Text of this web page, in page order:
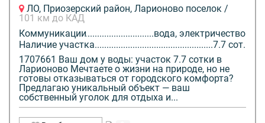
ЛО, Приозерский район, Ларионово поселок /
101 км до КАД
Коммуникации
вода, электричество
Наличие участка
7.7 сот.
1707661 Ваш дом у воды: участок 7.7 сотки в
Ларионово Мечтаете о жизни на природе, но не
готовы отказываться от городского комфорта?
Предлагаю уникальный объект — ваш
собственный уголок для отдыха и...